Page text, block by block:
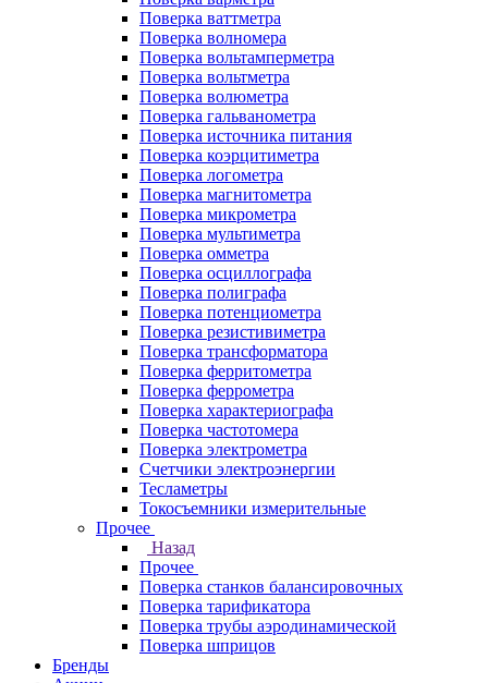
Поверка ваттметра
Поверка волномера
Поверка вольтамперметра
Поверка вольтметра
Поверка волюметра
Поверка гальванометра
Поверка источника питания
Поверка коэрцитиметра
Поверка логометра
Поверка магнитометра
Поверка микрометра
Поверка мультиметра
Поверка омметра
Поверка осциллографа
Поверка полиграфа
Поверка потенциометра
Поверка резистивиметра
Поверка трансформатора
Поверка ферритометра
Поверка феррометра
Поверка характериографа
Поверка частотомера
Поверка электрометра
Счетчики электроэнергии
Тесламетры
Токосъемники измерительные
Прочее
Назад
Прочее
Поверка станков балансировочных
Поверка тарификатора
Поверка трубы аэродинамической
Поверка шприцов
Бренды